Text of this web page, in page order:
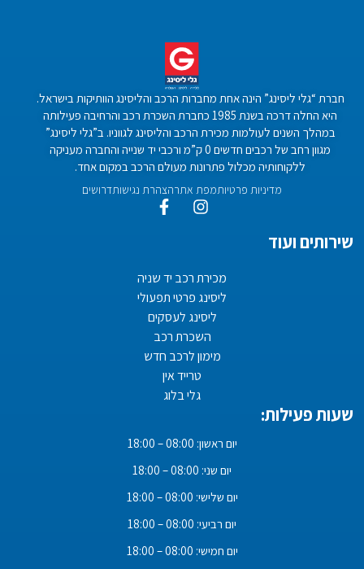
חברת “גלי ליסינג” הינה אחת מחברות הרכב והליסינג הוותיקות בישראל.
היא החלה דרכה בשנת 1985 כחברת השכרת רכב והרחיבה פעילותה
במהלך השנים לעולמות מכירת הרכב והליסינג לגווניו. ב”גלי ליסינג”
מגוון רחב של רכבים חדשים 0 ק”מ ורכבי יד שנייה והחברה מעניקה
ללקוחותיה מכלול פתרונות מעולם הרכב במקום אחד.
מדיניות פרטיותמפת אתרהצהרת נגישותדרושים
שירותים ועוד
מכירת רכב יד שניה
ליסינג פרטי תפעולי
ליסינג לעסקים
השכרת רכב
מימון לרכב חדש
טרייד אין
גלי בלוג
שעות פעילות:
יום ראשון: 08:00 – 18:00
יום שני: 08:00 – 18:00
יום שלישי: 08:00 – 18:00
יום רביעי: 08:00 – 18:00
יום חמישי: 08:00 – 18:00